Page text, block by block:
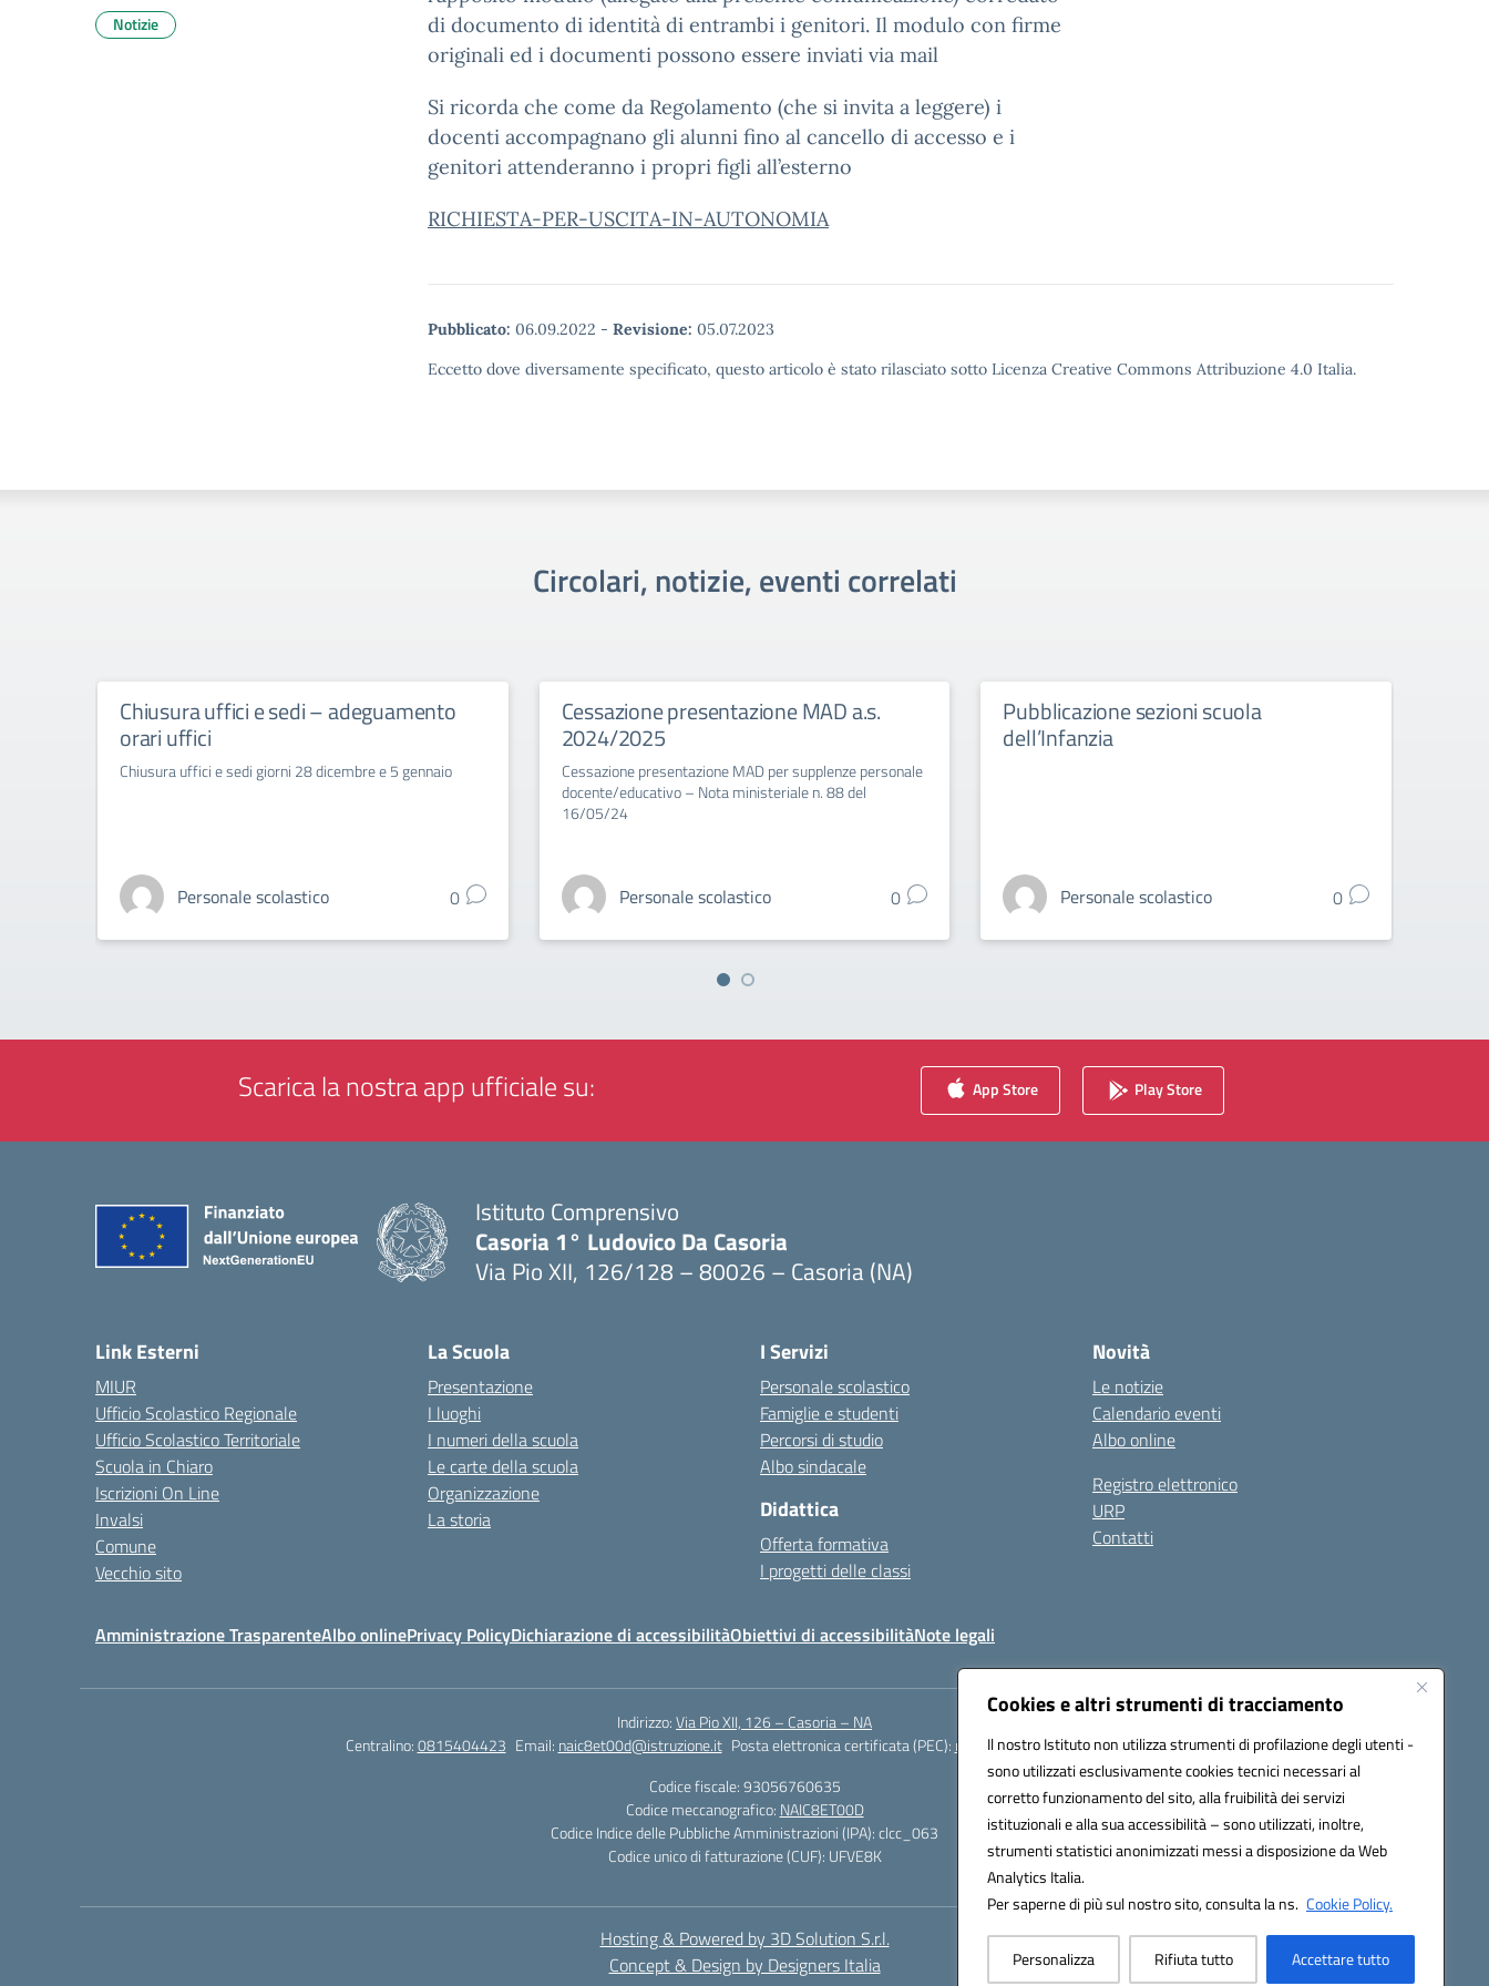
Cookies e altri strumenti di tracciamento
Il nostro Istituto non utilizza strumenti di profilazione degli utenti -
sono utilizzati esclusivamente cookies tecnici necessari al
corretto funzionamento del sito, alla fruibilità dei servizi
istituzionali e alla sua accessibilità – sono utilizzati, inoltre,
strumenti statistici anonimizzati messi a disposizione da Web
Analytics Italia.
Per saperne di più sul nostro sito, consulta la ns. Cookie Policy.
Personalizza Rifiuta tutto Accettare tutto
di documento di identità di entrambi i genitori. Il modulo con firme
originali ed i documenti possono essere inviati via mail
Si ricorda che come da Regolamento (che si invita a leggere) i
docenti accompagnano gli alunni fino al cancello di accesso e i
genitori attenderanno i propri figli all’esterno
RICHIESTA-PER-USCITA-IN-AUTONOMIA
Pubblicato: 06.09.2022 - Revisione: 05.07.2023
Eccetto dove diversamente specificato, questo articolo è stato rilasciato sotto Licenza Creative Commons Attribuzione 4.0 Italia.
Notizie
Circolari, notizie, eventi correlati
Chiusura uffici e sedi – adeguamento
orari uffici
Chiusura uffici e sedi giorni 28 dicembre e 5 gennaio
Personale scolastico 0
Cessazione presentazione MAD a.s.
2024/2025
Cessazione presentazione MAD per supplenze personale
docente/educativo – Nota ministeriale n. 88 del
16/05/24
Personale scolastico 0
Pubblicazione sezioni scuola
dell’Infanzia
Personale scolastico 0
Scarica la nostra app ufficiale su: App Store Play Store
Istituto Comprensivo
Casoria 1° Ludovico Da Casoria
Via Pio XII, 126/128 – 80026 – Casoria (NA)
Link Esterni
MIUR
Ufficio Scolastico Regionale
Ufficio Scolastico Territoriale
Scuola in Chiaro
Iscrizioni On Line
Invalsi
Comune
Vecchio sito
La Scuola
Presentazione
I luoghi
I numeri della scuola
Le carte della scuola
Organizzazione
La storia
I Servizi
Personale scolastico
Famiglie e studenti
Percorsi di studio
Albo sindacale
Didattica
Offerta formativa
I progetti delle classi
Novità
Le notizie
Calendario eventi
Albo online
Registro elettronico
URP
Contatti
Amministrazione TrasparenteAlbo onlinePrivacy PolicyDichiarazione di accessibilitàObiettivi di accessibilitàNote legali
Indirizzo:Via Pio XII, 126 – Casoria – NA
Centralino:0815404423 Email: naic8et00d@istruzione.it Posta elettronica certificata (PEC): naic8et00d@pec.istruzione.it
Codice fiscale: 93056760635
Codice meccanografico: NAIC8ET00D
Codice Indice delle Pubbliche Amministrazioni (IPA): clcc_063
Codice unico di fatturazione (CUF): UFVE8K
Hosting & Powered by 3D Solution S.r.l.
Concept & Design by Designers Italia